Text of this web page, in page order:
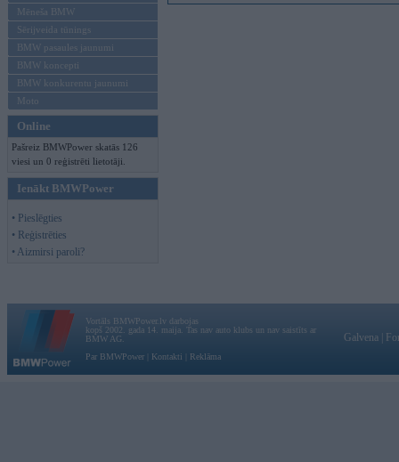
Mēneša BMW
Sērijveida tūnings
BMW pasaules jaunumi
BMW koncepti
BMW konkurentu jaunumi
Moto
Online
Pašreiz BMWPower skatās 126
viesi un 0 reģistrēti lietotāji.
Ienākt BMWPower
• Pieslēgties
• Reģistrēties
• Aizmirsi paroli?
Vortāls BMWPower.lv darbojas
kopš 2002. gada 14. maija. Tas nav auto klubs un nav saistīts ar
BMW AG.
Par BMWPower
Kontakti Reklāma
Galvena